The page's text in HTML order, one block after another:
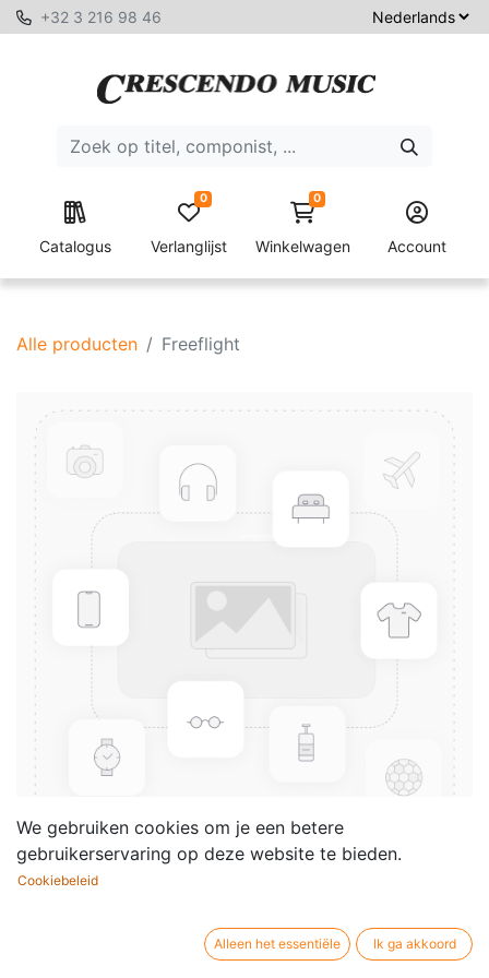
+32 3 216 98 46
Catalogus Verlanglijst
0 0
Winkelwagen Account
Alle producten Freeflight
Freeflight
Alan Peck
We gebruiken cookies om je een betere
gebruikerservaring op deze website te bieden.
Cookiebeleid
Alleen het essentiële Ik ga akkoord